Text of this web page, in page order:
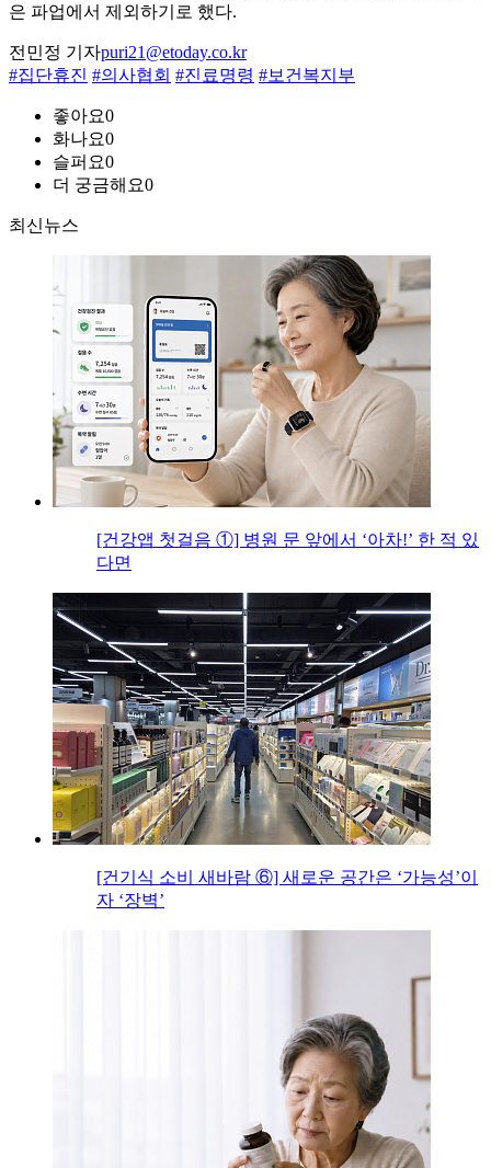
은 파업에서 제외하기로 했다.
전민정 기자puri21@etoday.co.kr
#집단휴진 #의사협회 #진료명령 #보건복지부
좋아요0
화나요0
슬퍼요0
더 궁금해요0
최신뉴스
[건강앱 첫걸음 ①] 병원 문 앞에서 ‘아차!’ 한 적 있
다면
[건기식 소비 새바람 ⑥] 새로운 공간은 ‘가능성’이
자 ‘장벽’